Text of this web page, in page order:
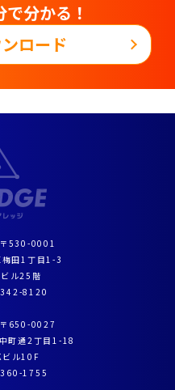
で分かる！
ロード
〒530-0001
梅田1丁目1-3
ル25階
8120
〒650-0027
町通2丁目1-18
ビル10F
1755